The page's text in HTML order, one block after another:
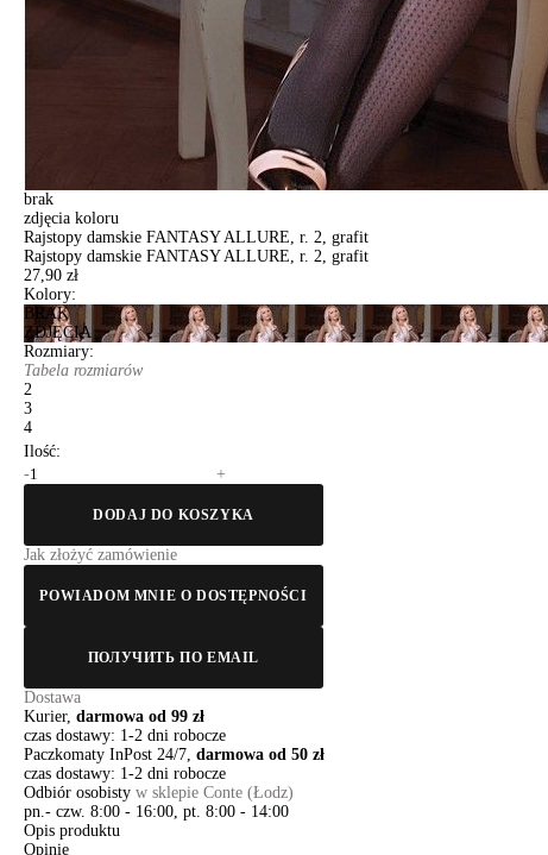
brak
zdjęcia koloru
Rajstopy damskie FANTASY ALLURE, r. 2, grafit
Rajstopy damskie FANTASY ALLURE, r. 2, grafit
27,90 zł
Kolory:
BRAK
ZDJĘCIA
Rozmiary:
Tabela rozmiarów
2
3
4
Ilość:
-
+
DODAJ DO KOSZYKA
Jak złożyć zamówienie
POWIADOM MNIE O DOSTĘPNOŚCI
ПОЛУЧИТЬ ПО EMAIL
Dostawa
Kurier, darmowa od 99 zł
czas dostawy: 1-2 dni robocze
Paczkomaty InPost 24/7, darmowa od 50 zł
czas dostawy: 1-2 dni robocze
Odbiór osobisty w sklepie Conte (Łodz)
pn.- czw. 8:00 - 16:00, pt. 8:00 - 14:00
Opis produktu
Opinie